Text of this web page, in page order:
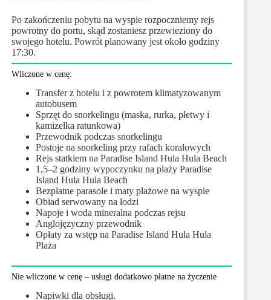
Po zakończeniu pobytu na wyspie rozpoczniemy rejs
powrotny do portu, skąd zostaniesz przewieziony do
swojego hotelu. Powrót planowany jest około godziny
17:30.
Wliczone w cenę:
Transfer z hotelu i z powrotem klimatyzowanym
autobusem
Sprzęt do snorkelingu (maska, rurka, płetwy i
kamizelka ratunkowa)
Przewodnik podczas snorkelingu
Postoje na snorkeling przy rafach koralowych
Rejs statkiem na Paradise Island Hula Hula Beach
1,5–2 godziny wypoczynku na plaży Paradise
Island Hula Hula Beach
Bezpłatne parasole i maty plażowe na wyspie
Obiad serwowany na łodzi
Napoje i woda mineralna podczas rejsu
Anglojęzyczny przewodnik
Opłaty za wstęp na Paradise Island Hula Hula
Plaża
Nie wliczone w cenę – usługi dodatkowo płatne na życzenie
Napiwki dla obsługi.